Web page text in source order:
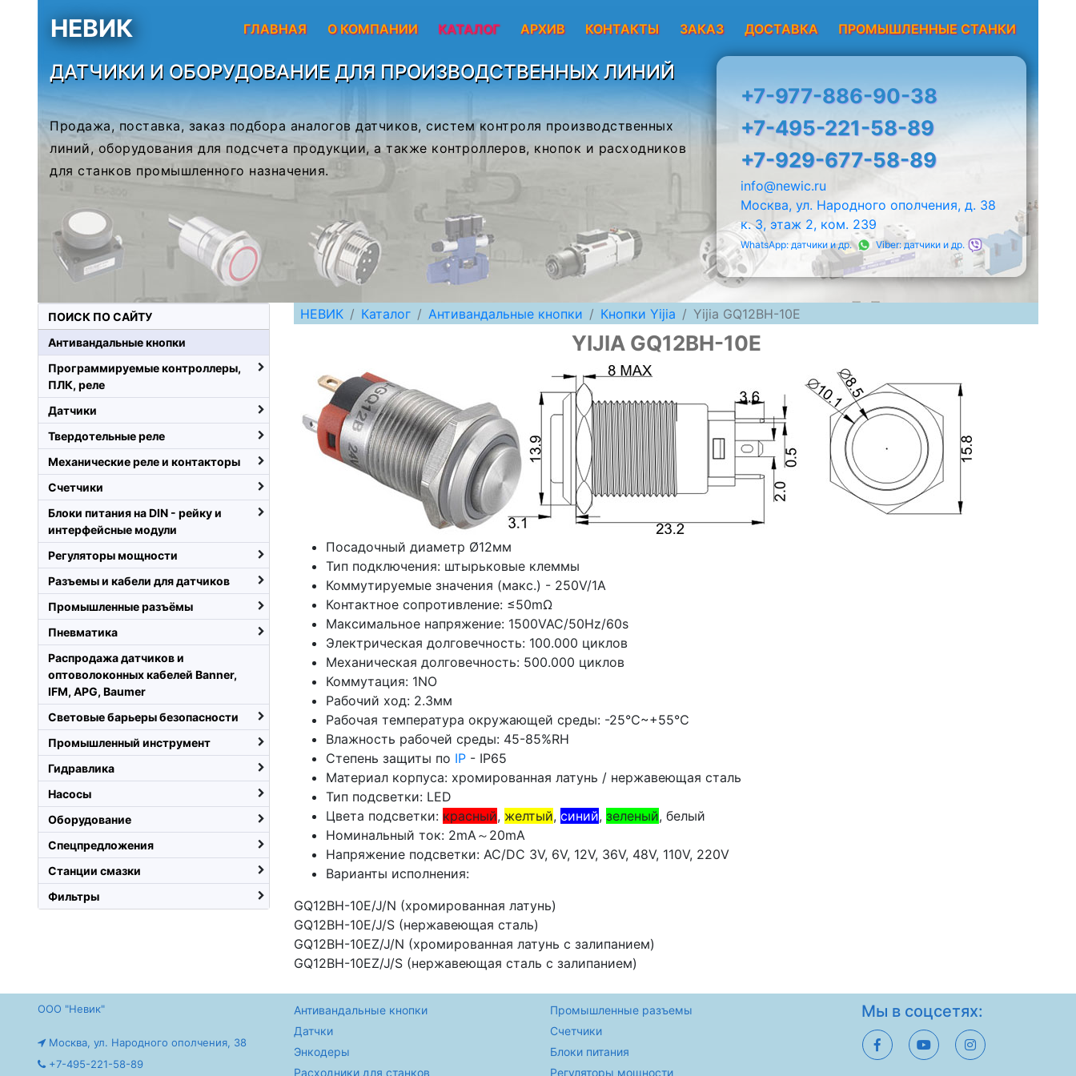
НЕВИК ГЛАВНАЯ О КОМПАНИИ КАТАЛОГ АРХИВ КОНТАКТЫ ЗАКАЗ ДОСТАВКА ПРОМЫШЛЕННЫЕ СТАНКИ
ДАТЧИКИ И ОБОРУДОВАНИЕ ДЛЯ ПРОИЗВОДСТВЕННЫХ ЛИНИЙ
Продажа, поставка, заказ подбора аналогов датчиков, систем контроля производственных
линий, оборудования для подсчета продукции, а также контроллеров, кнопок и расходников
для станков промышленного назначения.
+7-977-886-90-38
+7-495-221-58-89
+7-929-677-58-89
info@newic.ru
Москва, ул. Народного ополчения, д. 38
к. 3, этаж 2, ком. 239
WhatsApp: датчики и др. Viber: датчики и др.
НЕВИК Каталог Антивандальные кнопки Кнопки Yijia Yijia GQ12BH-10E
YIJIA GQ12BH-10E
Посадочный диаметр Ø12мм
Тип подключения: штырьковые клеммы
Коммутируемые значения (макс.) - 250V/1A
Контактное сопротивление: ≤50mΩ
Максимальное напряжение: 1500VAC/50Hz/60s
Электрическая долговечность: 100.000 циклов
Механическая долговечность: 500.000 циклов
Коммутация: 1NO
Рабочий ход: 2.3мм
Рабочая температура окружающей среды: -25℃~+55℃
Влажность рабочей среды: 45-85%RH
Степень защиты по IP - IP65
Материал корпуса: хромированная латунь / нержавеющая сталь
Тип подсветки: LED
Цвета подсветки: красный, желтый, синий, зеленый, белый
Номинальный ток: 2mA～20mA
Напряжение подсветки: AC/DC 3V, 6V, 12V, 36V, 48V, 110V, 220V
Варианты исполнения:
GQ12BH-10E/J/N (хромированная латунь)
GQ12BH-10E/J/S (нержавеющая сталь)
GQ12BH-10EZ/J/N (хромированная латунь с залипанием)
GQ12BH-10EZ/J/S (нержавеющая сталь с залипанием)
ПОИСК ПО САЙТУ
Антивандальные кнопки
Программируемые контроллеры,
ПЛК, реле
Датчики
Твердотельные реле
Механические реле и контакторы
Счетчики
Блоки питания на DIN - рейку и
интерфейсные модули
Регуляторы мощности
Разъемы и кабели для датчиков
Промышленные разъёмы
Пневматика
Распродажа датчиков и
оптоволоконных кабелей Banner,
IFM, APG, Baumer
Световые барьеры безопасности
Промышленный инструмент
Гидравлика
Насосы
Оборудование
Спецпредложения
Станции смазки
Фильтры
ООО "Невик"
Москва, ул. Народного ополчения, 38
+7-495-221-58-89
Антивандальные кнопки
Датчки
Энкодеры
Расходники для станков
Промышленные разъемы
Счетчики
Блоки питания
Регуляторы мощности
Мы в соцсетях: